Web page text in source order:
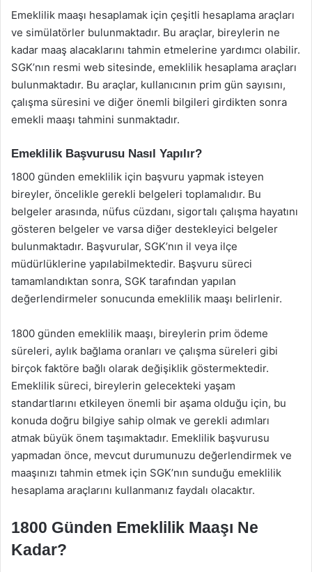
Emeklilik maaşı hesaplamak için çeşitli hesaplama araçları
ve simülatörler bulunmaktadır. Bu araçlar, bireylerin ne
kadar maaş alacaklarını tahmin etmelerine yardımcı olabilir.
SGK’nın resmi web sitesinde, emeklilik hesaplama araçları
bulunmaktadır. Bu araçlar, kullanıcının prim gün sayısını,
çalışma süresini ve diğer önemli bilgileri girdikten sonra
emekli maaşı tahmini sunmaktadır.
Emeklilik Başvurusu Nasıl Yapılır?
1800 günden emeklilik için başvuru yapmak isteyen
bireyler, öncelikle gerekli belgeleri toplamalıdır. Bu
belgeler arasında, nüfus cüzdanı, sigortalı çalışma hayatını
gösteren belgeler ve varsa diğer destekleyici belgeler
bulunmaktadır. Başvurular, SGK’nın il veya ilçe
müdürlüklerine yapılabilmektedir. Başvuru süreci
tamamlandıktan sonra, SGK tarafından yapılan
değerlendirmeler sonucunda emeklilik maaşı belirlenir.
1800 günden emeklilik maaşı, bireylerin prim ödeme
süreleri, aylık bağlama oranları ve çalışma süreleri gibi
birçok faktöre bağlı olarak değişiklik göstermektedir.
Emeklilik süreci, bireylerin gelecekteki yaşam
standartlarını etkileyen önemli bir aşama olduğu için, bu
konuda doğru bilgiye sahip olmak ve gerekli adımları
atmak büyük önem taşımaktadır. Emeklilik başvurusu
yapmadan önce, mevcut durumunuzu değerlendirmek ve
maaşınızı tahmin etmek için SGK’nın sunduğu emeklilik
hesaplama araçlarını kullanmanız faydalı olacaktır.
1800 Günden Emeklilik Maaşı Ne
Kadar?